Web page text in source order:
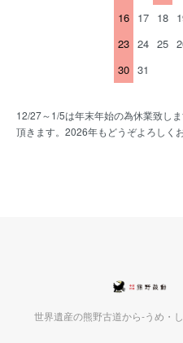
16 17 18
23 24 25
30 31
12/27～1/5は年末年始の為休業致し
頂きます。2026年もどうぞよろしく
世界遺産の熊野古道から-うめ・